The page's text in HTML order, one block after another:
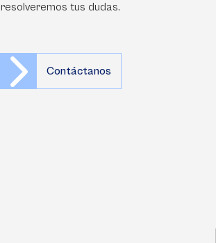
resolveremos tus dudas.
Contáctanos